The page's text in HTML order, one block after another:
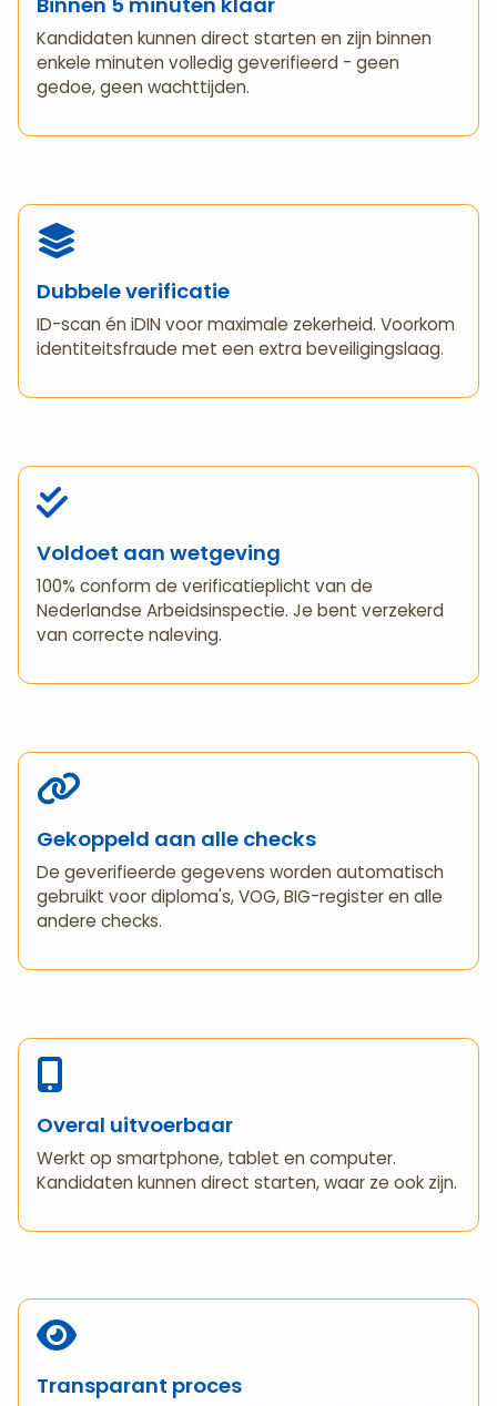
Kandidaten kunnen direct starten en zijn binnen
enkele minuten volledig geverifieerd - geen
gedoe, geen wachttijden.
Dubbele verificatie
ID-scan én iDIN voor maximale zekerheid. Voorkom
identiteitsfraude met een extra beveiligingslaag.
Voldoet aan wetgeving
100% conform de verificatieplicht van de
Nederlandse Arbeidsinspectie. Je bent verzekerd
van correcte naleving.
Gekoppeld aan alle checks
De geverifieerde gegevens worden automatisch
gebruikt voor diploma's, VOG, BIG-register en alle
andere checks.
Overal uitvoerbaar
Werkt op smartphone, tablet en computer.
Kandidaten kunnen direct starten, waar ze ook zijn.
Transparant proces